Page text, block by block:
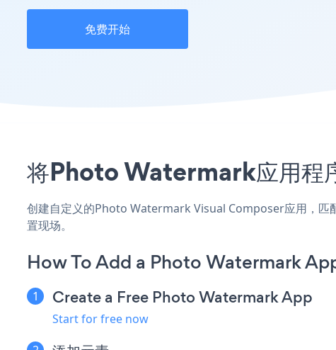
免费开始
将Photo Watermark应用程
创建自定义的Photo Watermark Visual Composer应用，匹
置现场。
How To Add a Photo Watermark
Create a Free Photo Watermark App
Start for free now